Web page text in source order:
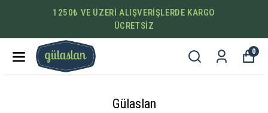
1250₺ VE ÜZERİ ALIŞVERİŞLERDE KARGO
ÜCRETSİZ
0
Gülaslan